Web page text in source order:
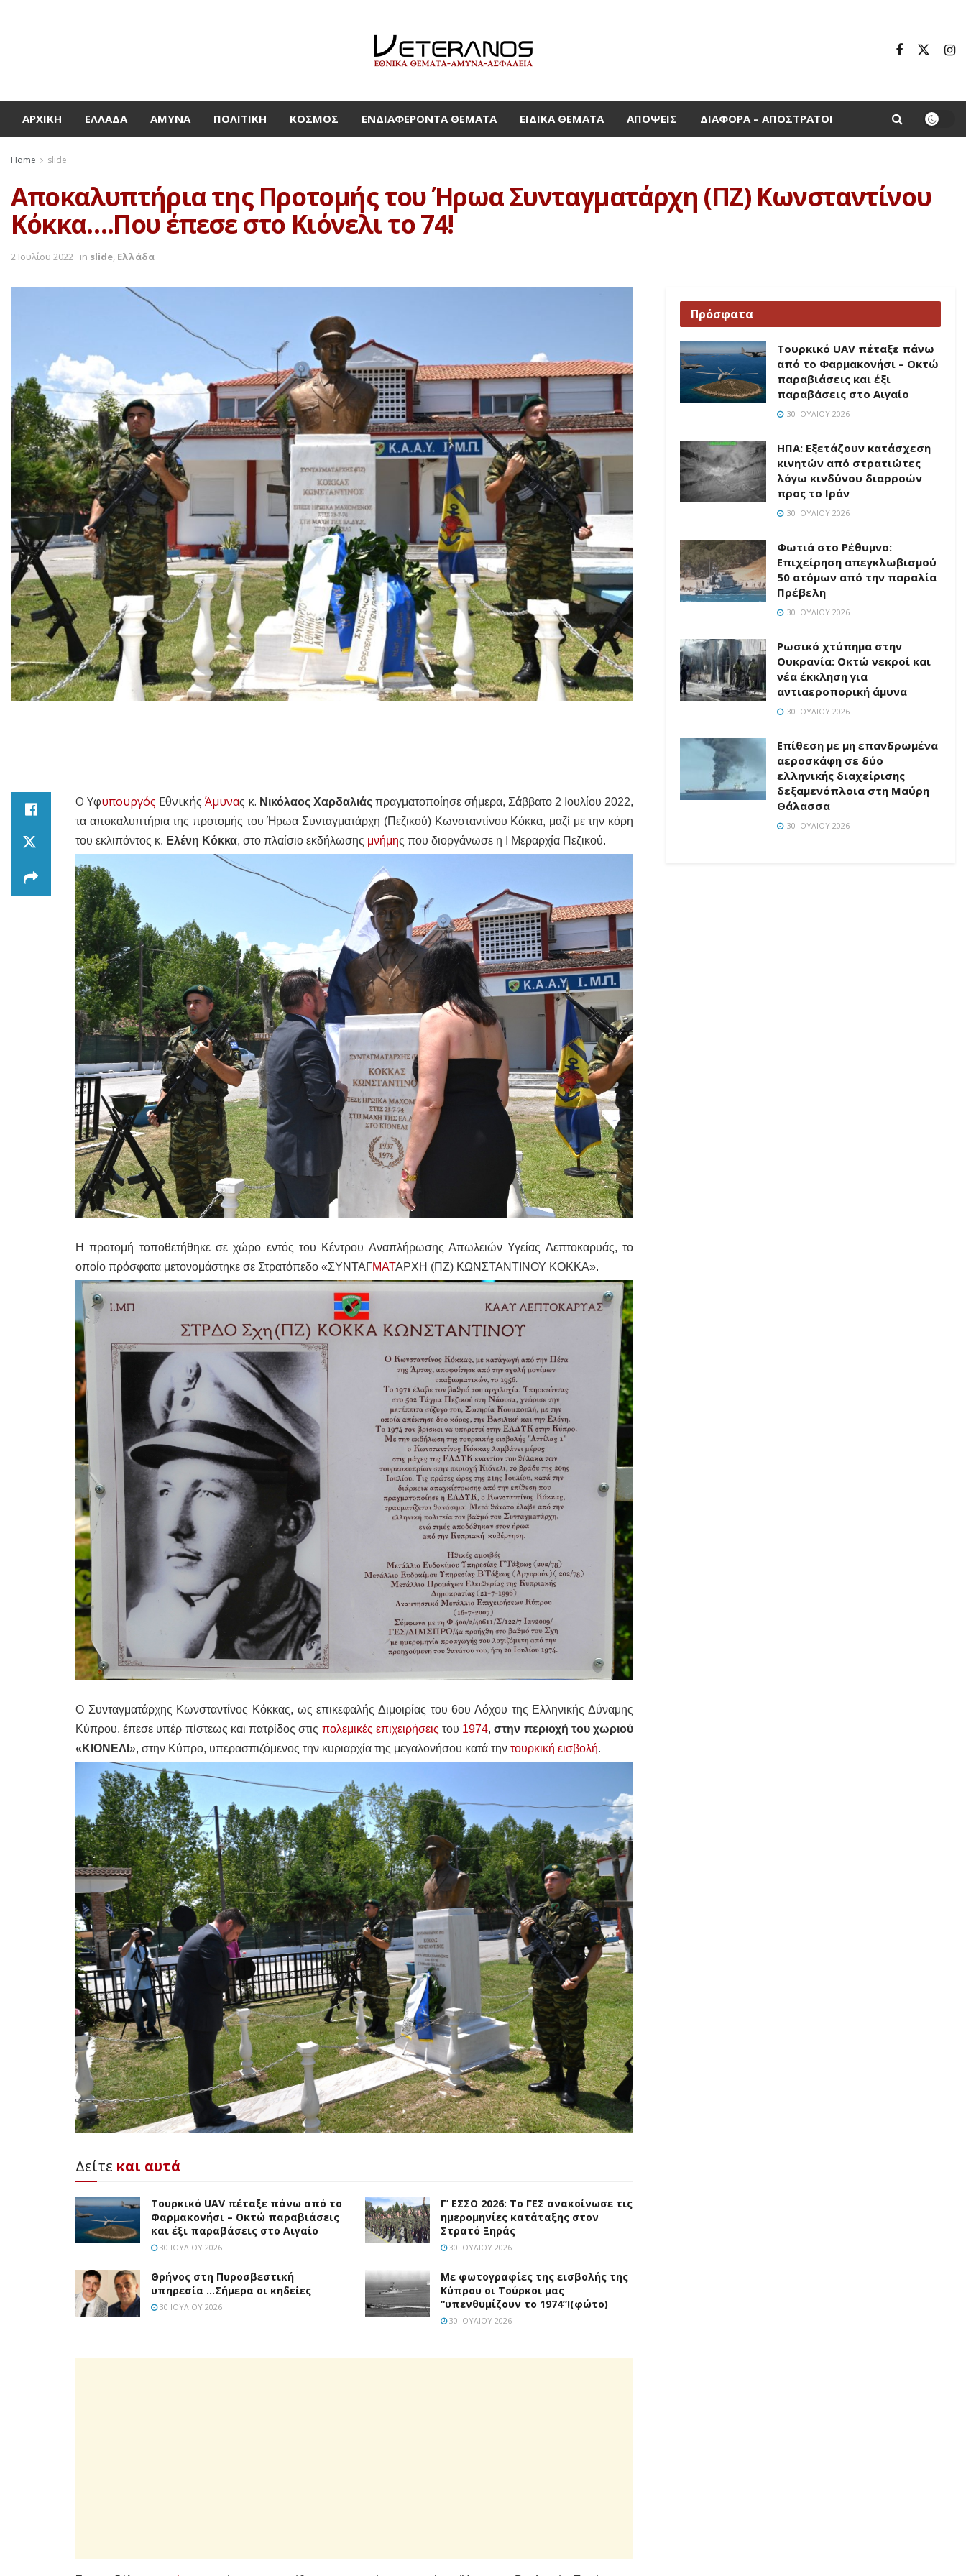
ΑΡΧΙΚΉ ΕΛΛΆΔΑ ΆΜΥΝΑ ΠΟΛΙΤΙΚΉ ΚΌΣΜΟΣ ΕΝΔΙΑΦΈΡΟΝΤΑ ΘΈΜΑΤΑ ΕΙΔΙΚΆ ΘΈΜΑΤΑ ΑΠΌΨΕΙΣ ΔΙΆΦΟΡΑ – ΑΠΌΣΤΡΑΤΟΙ
Home slide
Αποκαλυπτήρια της Προτομής του Ήρωα Συνταγματάρχη (ΠΖ) Κωνσταντίνου
Κόκκα….Που έπεσε στο Κιόνελι το 74!
2 Ιουλίου 2022 in slide, Ελλάδα
Ο Υφυπουργός Εθνικής Άμυνας κ. Νικόλαος Χαρδαλιάς πραγματοποίησε σήμερα, Σάββατο 2 Ιουλίου 2022,
τα αποκαλυπτήρια της προτομής του Ήρωα Συνταγματάρχη (Πεζικού) Κωνσταντίνου Κόκκα, μαζί με την κόρη
του εκλιπόντος κ. Ελένη Κόκκα, στο πλαίσιο εκδήλωσης μνήμης που διοργάνωσε η Ι Μεραρχία Πεζικού.
Η προτομή τοποθετήθηκε σε χώρο εντός του Κέντρου Αναπλήρωσης Απωλειών Υγείας Λεπτοκαρυάς, το
οποίο πρόσφατα μετονομάστηκε σε Στρατόπεδο «ΣΥΝΤΑΓΜΑΤΑΡΧΗ (ΠΖ) ΚΩΝΣΤΑΝΤΙΝΟΥ ΚΟΚΚΑ».
Ο Συνταγματάρχης Κωνσταντίνος Κόκκας, ως επικεφαλής Διμοιρίας του 6ου Λόχου της Ελληνικής Δύναμης
Κύπρου, έπεσε υπέρ πίστεως και πατρίδος στις πολεμικές επιχειρήσεις του 1974,στην περιοχή του χωριού
«ΚΙΟΝΕΛΙ », στην Κύπρο, υπερασπιζόμενος την κυριαρχία της μεγαλονήσου κατά την τουρκική εισβολή.
Δείτε και αυτά
Τουρκικό UAV πέταξε πάνω από το
Φαρμακονήσι – Οκτώ παραβιάσεις
και έξι παραβάσεις στο Αιγαίο
30 ΙΟΥΛΊΟΥ 2026
Γ’ ΕΣΣΟ 2026: Το ΓΕΣ ανακοίνωσε τις
ημερομηνίες κατάταξης στον
Στρατό Ξηράς
30 ΙΟΥΛΊΟΥ 2026
Θρήνος στη Πυροσβεστική
υπηρεσία …Σήμερα οι κηδείες
30 ΙΟΥΛΊΟΥ 2026
Με φωτογραφίες της εισβολής της
Κύπρου οι Τούρκοι μας
“υπενθυμίζουν το 1974”!(φώτο)
30 ΙΟΥΛΊΟΥ 2026
Πρόσφατα
Τουρκικό UAV πέταξε πάνω
από το Φαρμακονήσι – Οκτώ
παραβιάσεις και έξι
παραβάσεις στο Αιγαίο
30 ΙΟΥΛΊΟΥ 2026
ΗΠΑ: Εξετάζουν κατάσχεση
κινητών από στρατιώτες
λόγω κινδύνου διαρροών
προς το Ιράν
30 ΙΟΥΛΊΟΥ 2026
Φωτιά στο Ρέθυμνο:
Επιχείρηση απεγκλωβισμού
50 ατόμων από την παραλία
Πρέβελη
30 ΙΟΥΛΊΟΥ 2026
Ρωσικό χτύπημα στην
Ουκρανία: Οκτώ νεκροί και
νέα έκκληση για
αντιαεροπορική άμυνα
30 ΙΟΥΛΊΟΥ 2026
Επίθεση με μη επανδρωμένα
αεροσκάφη σε δύο
ελληνικής διαχείρισης
δεξαμενόπλοια στη Μαύρη
Θάλασσα
30 ΙΟΥΛΊΟΥ 2026